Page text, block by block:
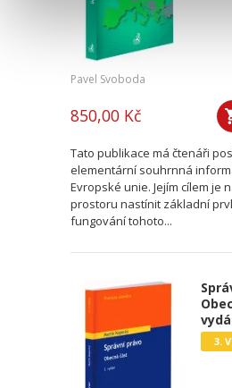
Pavel Svoboda
850,00 Kč
Tato publikace má čtenáři
elementární souhrnná
Evropské unie. Jejím cílem je
prostoru nastínit základní
fungování tohoto...
3.